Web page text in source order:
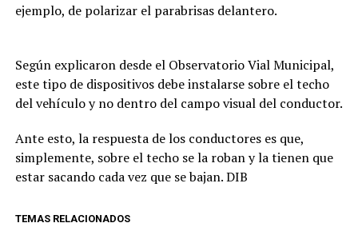
ejemplo, de polarizar el parabrisas delantero.
Según explicaron desde el Observatorio Vial Municipal,
este tipo de dispositivos debe instalarse sobre el techo
del vehículo y no dentro del campo visual del conductor.
Ante esto, la respuesta de los conductores es que,
simplemente, sobre el techo se la roban y la tienen que
estar sacando cada vez que se bajan. DIB
TEMAS RELACIONADOS